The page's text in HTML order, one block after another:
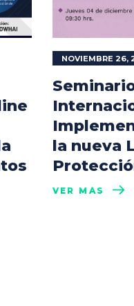
NOVIEMBRE 26,
la nueva
VER MÁS